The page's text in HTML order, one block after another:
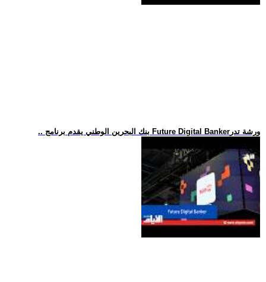
.. بنك البحرين الوطني يقدم برنامج Future Digital Bankerورشة تدر